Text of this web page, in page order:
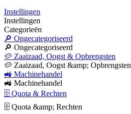
Instellingen
Instellingen
Categorieën
🔎 Ongecategoriseerd
🔎 Ongecategoriseerd
🥔 Zaaizaad, Oogst & Opbrengsten
🥔 Zaaizaad, Oogst &amp; Opbrengsten
🚜 Machinehandel
🚜 Machinehandel
🗄 Quota & Rechten
🗄 Quota &amp; Rechten